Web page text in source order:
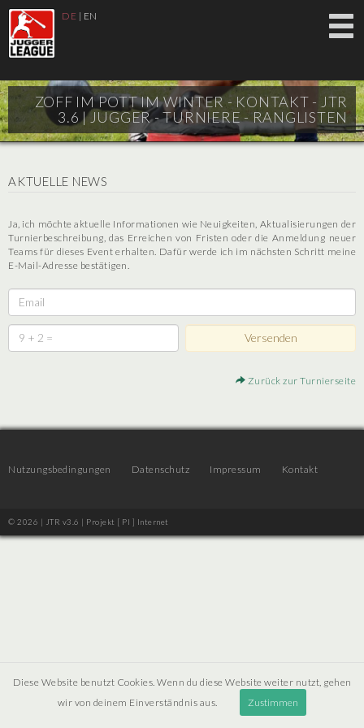
DE | EN
ZOFF IM POTT IM WINTER - KONTAKT - JTR
3.6 |JUGGER - TURNIERE - RANGLISTEN
AKTUELLE NEWS
Ja, ich möchte aktuelle Informationen wie Neuigkeiten, Aktualisierungen der
Turnierbeschreibung, das Erreichen von Fristen oder die Anmeldung neuer
Teams für dieses Event erhalten. Dafür werde ich im nächsten Schritt meine
E-Mail-Adresse bestätigen.
Zurück zur Turnierseite
Nutzungsbedingungen Datenschutz Impressum Kontakt
© 2026 | JTR v3.6 | Projekt [ PI ] Internet
Diese Website benutzt Cookies. Wenn du diese Website weiter nutzt, gehen
wir von deinem Einverständnis aus.
Zustimmen